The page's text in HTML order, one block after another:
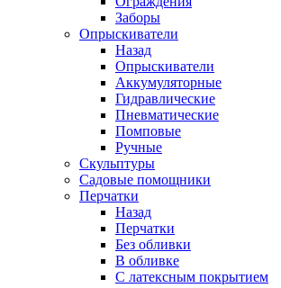
Заборы
Опрыскиватели
Назад
Опрыскиватели
Аккумуляторные
Гидравлические
Пневматические
Помповые
Ручные
Скульптуры
Садовые помощники
Перчатки
Назад
Перчатки
Без обливки
В обливке
С латексным покрытием